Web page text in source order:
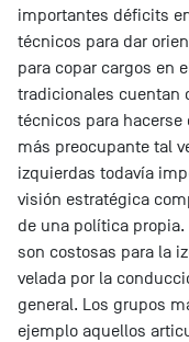
importantes déficits
técnicos para dar
para copar cargos en
tradicionales cuentan
técnicos para hacerse
más preocupante tal
izquierdas todavía
visión estratégica
de una política
son costosas para la
velada por la
general. Los grupos
ejemplo aquellos